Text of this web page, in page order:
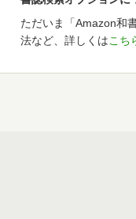
ただいま「Amazon和
法など、詳しくはこち